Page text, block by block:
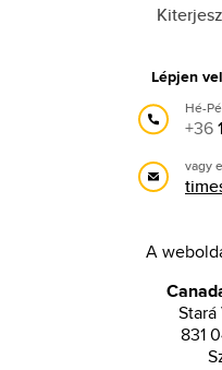
Lépjen
Hé-
+36
vagy
A
831